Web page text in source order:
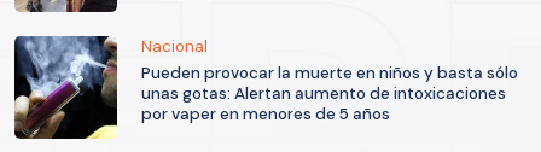
Nacional
Pueden provocar la muerte en niños y basta sólo
unas gotas: Alertan aumento de intoxicaciones
por vaper en menores de 5 años